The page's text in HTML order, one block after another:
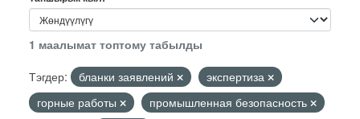
1 маалымат топтому табылды
Тэгдер:
бланки заявлений
экспертиза
горные работы
промышленная безопасность